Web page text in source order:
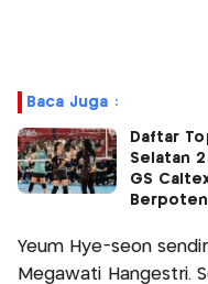
Baca Juga :
Daftar
Selatan
GS
Yeum Hye-seon
Megawati Hangestri.